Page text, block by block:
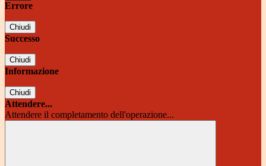
Errore
Chiudi
Successo
Chiudi
Informazione
Chiudi
Attendere...
Attendere il completamento dell'operazione...